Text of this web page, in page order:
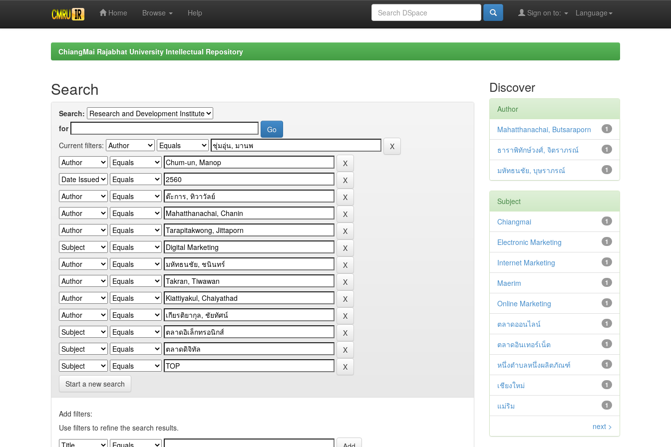
Home Browse Help Language
Sign on to:
ChiangMai Rajabhat University Intellectual Repository
Search
Search:
for
Current filters:
Start a new search
Add filters:
Use filters to refine the search results.
Discover
Author
1
Mahatthanachai, Butsaraporn
1
ธาราพิทักษ์วงศ์, จิตราภรณ์
1
มหัทธนชัย, บุษราภรณ์
Subject
1
Chiangmai
1
Electronic Marketing
1
Internet Marketing
1
Maerim
1
Online Marketing
1
ตลาดออนไลน์
1
ตลาดอินเทอร์เน็ต
1
หนึ่งตำบลหนึ่งผลิตภัณฑ์
1
เชียงใหม่
1
แม่ริม
next >